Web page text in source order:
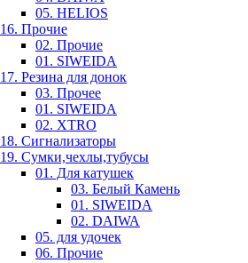
05. HELIOS
16. Прочие
02. Прочие
01. SIWEIDA
17. Резина для донок
03. Прочее
01. SIWEIDA
02. XTRO
18. Сигнализаторы
19. Сумки,чехлы,тубусы
01. Для катушек
03. Белый Камень
01. SIWEIDA
02. DAIWA
05. для удочек
06. Прочие